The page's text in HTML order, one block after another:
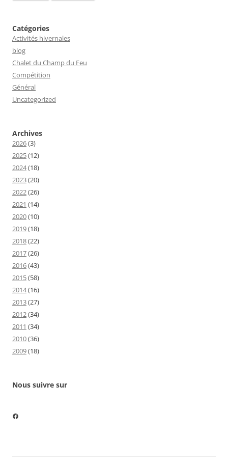
Catégories
Activités hivernales
blog
Chalet du Champ du Feu
Compétition
Général
Uncategorized
Archives
2026(3)
2025(12)
2024(18)
2023(20)
2022(26)
2021 (14)
2020(10)
2019(18)
2018(22)
2017(26)
2016(43)
2015(58)
2014(16)
2013(27)
2012(34)
2011 (34)
2010(36)
2009(18)
Nous suivre sur
Nous suivre sur Facebook